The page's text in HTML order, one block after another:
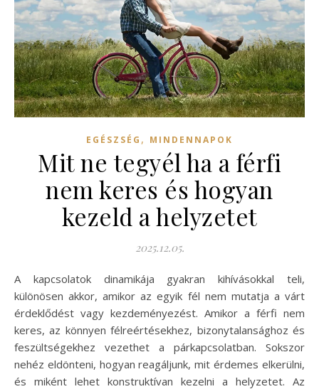
EGÉSZSÉG , MINDENNAPOK
Mit ne tegyél ha a férfi
nem keres és hogyan
kezeld a helyzetet
2025.12.05.
A kapcsolatok dinamikája gyakran kihívásokkal teli,
különösen akkor, amikor az egyik fél nem mutatja a várt
érdeklődést vagy kezdeményezést. Amikor a férfi nem
keres, az könnyen félreértésekhez, bizonytalansághoz és
feszültségekhez vezethet a párkapcsolatban. Sokszor
nehéz eldönteni, hogyan reagáljunk, mit érdemes elkerülni,
és miként lehet konstruktívan kezelni a helyzetet. Az